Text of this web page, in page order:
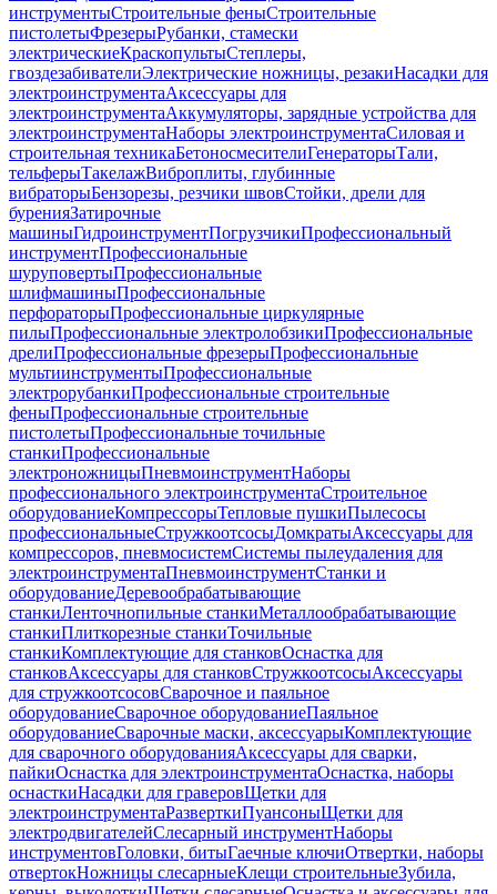
инструментыСтроительные феныСтроительные
пистолетыФрезерыРубанки, стамески
электрическиеКраскопультыСтеплеры,
гвоздезабивателиЭлектрические ножницы, резакиНасадки для
электроинструментаАксессуары для
электроинструментаАккумуляторы, зарядные устройства для
электроинструментаНаборы электроинструментаСиловая и
строительная техникаБетоносмесителиГенераторыТали,
тельферыТакелажВиброплиты, глубинные
вибраторыБензорезы, резчики швовСтойки, дрели для
буренияЗатирочные
машиныГидроинструментПогрузчикиПрофессиональный
инструментПрофессиональные
шуруповертыПрофессиональные
шлифмашиныПрофессиональные
перфораторыПрофессиональные циркулярные
пилыПрофессиональные электролобзикиПрофессиональные
дрелиПрофессиональные фрезерыПрофессиональные
мультиинструментыПрофессиональные
электрорубанкиПрофессиональные строительные
феныПрофессиональные строительные
пистолетыПрофессиональные точильные
станкиПрофессиональные
электроножницыПневмоинструментНаборы
профессионального электроинструментаСтроительное
оборудованиеКомпрессорыТепловые пушкиПылесосы
профессиональныеСтружкоотсосыДомкратыАксессуары для
компрессоров, пневмосистемСистемы пылеудаления для
электроинструментаПневмоинструментСтанки и
оборудованиеДеревообрабатывающие
станкиЛенточнопильные станкиМеталлообрабатывающие
станкиПлиткорезные станкиТочильные
станкиКомплектующие для станковОснастка для
станковАксессуары для станковСтружкоотсосыАксессуары
для стружкоотсосовСварочное и паяльное
оборудованиеСварочное оборудованиеПаяльное
оборудованиеСварочные маски, аксессуарыКомплектующие
для сварочного оборудованияАксессуары для сварки,
пайкиОснастка для электроинструментаОснастка, наборы
оснасткиНасадки для граверовЩетки для
электроинструментаРазверткиПуансоныЩетки для
электродвигателейСлесарный инструментНаборы
инструментовГоловки, битыГаечные ключиОтвертки, наборы
отвертокНожницы слесарныеКлещи строительныеЗубила,